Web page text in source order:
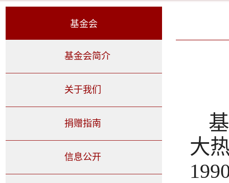
基金会
基金会简介
关于我们
捐赠指南
信息公开
大